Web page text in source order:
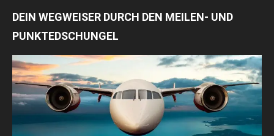
DEIN WEGWEISER DURCH DEN MEILEN- UND
PUNKTEDSCHUNGEL